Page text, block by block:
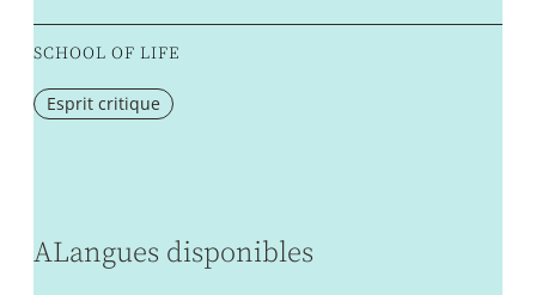
SCHOOL OF LIFE
Esprit critique
ALangues disponibles